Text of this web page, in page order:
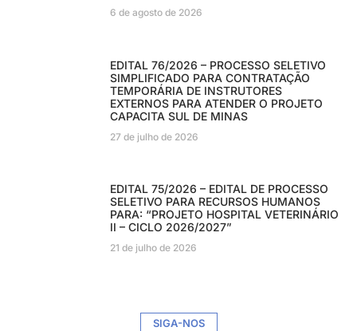
6 de agosto de 2026
EDITAL 76/2026 – PROCESSO SELETIVO
SIMPLIFICADO PARA CONTRATAÇÃO
TEMPORÁRIA DE INSTRUTORES
EXTERNOS PARA ATENDER O PROJETO
CAPACITA SUL DE MINAS
27 de julho de 2026
EDITAL 75/2026 – EDITAL DE PROCESSO
SELETIVO PARA RECURSOS HUMANOS
PARA: “PROJETO HOSPITAL VETERINÁRIO
II – CICLO 2026/2027”
21 de julho de 2026
SIGA-NOS